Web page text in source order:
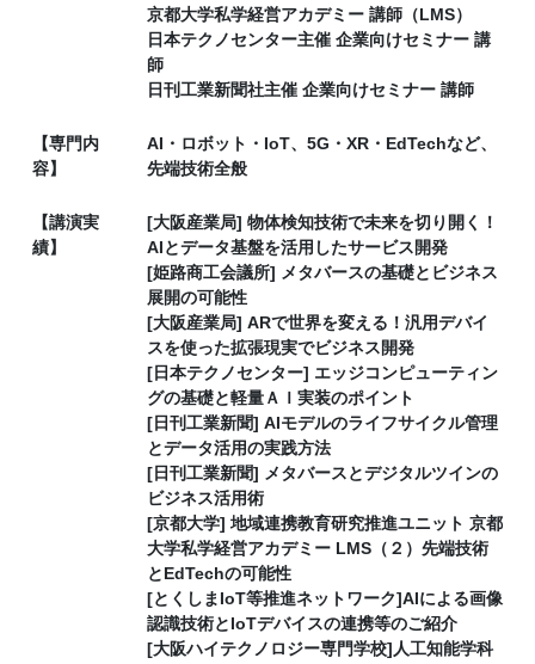
京都大学私学経営アカデミー 講師（LMS）
日本テクノセンター主催 企業向けセミナー 講
師
日刊工業新聞社主催 企業向けセミナー 講師
【専門内
容】
AI・ロボット・IoT、5G・XR・EdTechなど、
先端技術全般
【講演実
績】
[大阪産業局] 物体検知技術で未来を切り開く！
AIとデータ基盤を活用したサービス開発
[姫路商工会議所] メタバースの基礎とビジネス
展開の可能性
[大阪産業局] ARで世界を変える！汎用デバイ
スを使った拡張現実でビジネス開発
[日本テクノセンター] エッジコンピューティン
グの基礎と軽量ＡＩ実装のポイント
[日刊工業新聞] AIモデルのライフサイクル管理
とデータ活用の実践方法
[日刊工業新聞] メタバースとデジタルツインの
ビジネス活用術
[京都大学] 地域連携教育研究推進ユニット 京都
大学私学経営アカデミー LMS（２）先端技術
とEdTechの可能性
[とくしまIoT等推進ネットワーク]AIによる画像
認識技術とIoTデバイスの連携等のご紹介
[大阪ハイテクノロジー専門学校]人工知能学科